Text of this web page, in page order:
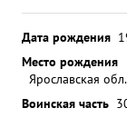
Дата рождения
Место рождения
Ярославская
Воинская часть